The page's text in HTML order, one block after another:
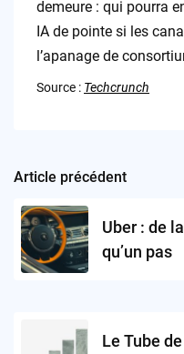
demeure : qui pourra
IA de pointe si les
l’apanage de
Source : Techcrunch
Post
navigation
Article précédent
Uber : de
qu’un pas
Le Tube